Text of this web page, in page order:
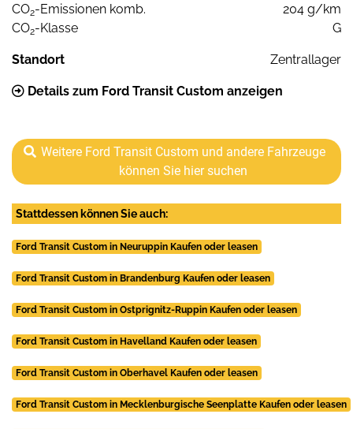
CO2-Emissionen komb.
204 g/km
CO2-Klasse G
Standort Zentrallager
Details zum Ford Transit Custom anzeigen
Weitere Ford Transit Custom und andere Fahrzeuge
können Sie hier suchen
Stattdessen können Sie auch:
Ford Transit Custom in Neuruppin Kaufen oder leasen
Ford Transit Custom in Brandenburg Kaufen oder leasen
Ford Transit Custom in Ostprignitz-Ruppin Kaufen oder leasen
Ford Transit Custom in Havelland Kaufen oder leasen
Ford Transit Custom in Oberhavel Kaufen oder leasen
Ford Transit Custom in Mecklenburgische Seenplatte Kaufen oder leasen